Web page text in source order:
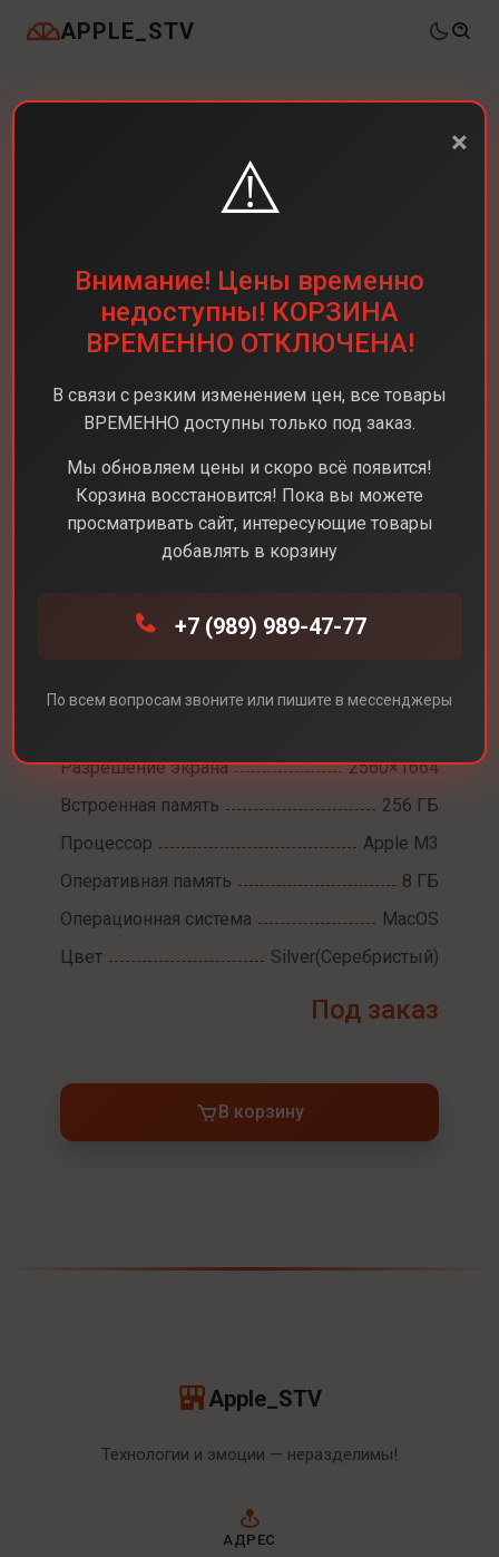
APPLE_STV
Ноутбуки MacBook Air 13 M3
Разрешение экрана
2560×1664
Встроенная память
256 ГБ
Процессор
Apple M3
Оперативная память
8 ГБ
Операционная система
MacOS
Цвет
Silver(Серебристый)
Под заказ
В корзину
Apple_STV
Технологии и эмоции — неразделимы!
АДРЕС
×
⚠️
Внимание! Цены временно
недоступны! КОРЗИНА
ВРЕМЕННО ОТКЛЮЧЕНА!
В связи с резким изменением цен, все товары
ВРЕМЕННО доступны только под заказ.
Мы обновляем цены и скоро всё появится!
Корзина восстановится! Пока вы можете
просматривать сайт, интересующие товары
добавлять в корзину
+7 (989) 989-47-77
По всем вопросам звоните или пишите в мессенджеры